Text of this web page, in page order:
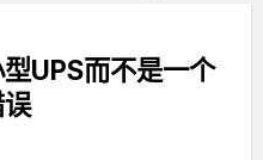
UPS而不是一个